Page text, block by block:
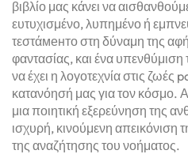
βιβλίο μας κάνει να
ευτυχισμένο, λυπημένο ή
τεστάментο στη δύναμη της
φαντασίας, και ένα
να έχει η λογοτεχνία στις ζωές
κατανόησή μας για τον κόσμο.
μια ποιητική εξερεύνηση της
ισχυρή, κινούμενη απεικόνιση
της αναζήτησης του νοήματος.